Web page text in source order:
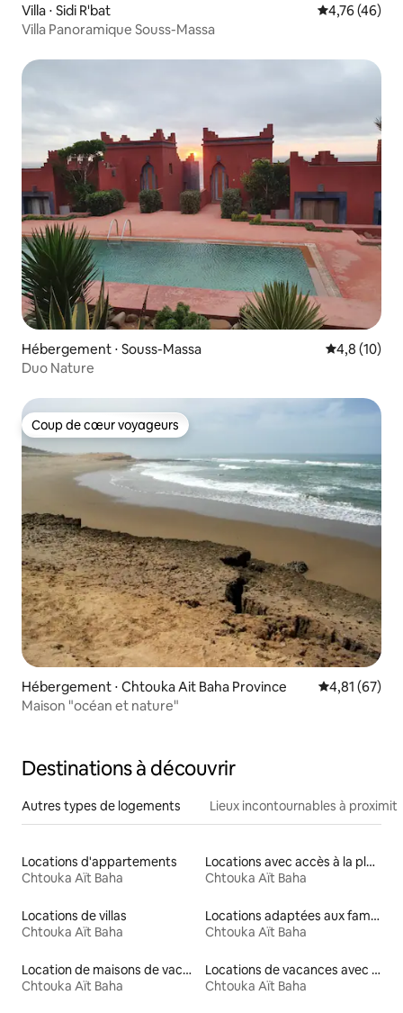
Villa ⋅ Sidi R'bat Évaluation
4,76 (46)
Villa Panoramique Souss-Massa
Hébergement ⋅ Souss-Massa Évaluation
4,8 (10)
Duo Nature
Coup de cœur voyageurs
Coup de cœur voyageurs
Hébergement ⋅ Chtouka Ait Baha Province Évaluation
4,81 (67)
Maison "océan et nature"
Destinations à découvrir
Autres types de logements Lieux incontournables à
Locations d'appartements
Chtouka Aït Baha
Locations avec accès à la plage
Chtouka Aït Baha
Locations de villas
Chtouka Aït Baha
Locations adaptées aux familles
Chtouka Aït Baha
Location de maisons de vacances
Chtouka Aït Baha
Locations de vacances avec piscine
Chtouka Aït Baha